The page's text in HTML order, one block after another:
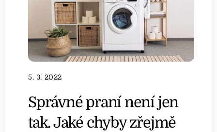
5. 3. 2022
Správné praní není jen
tak. Jaké chyby zřejmě